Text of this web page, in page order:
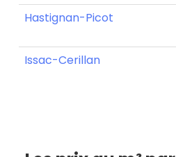
Hastignan-Picot
Issac-Cerillan